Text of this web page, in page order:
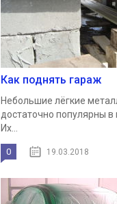
Как поднять гараж
Небольшие лёгкие
достаточно популярны в
Их...
0 19.03.2018